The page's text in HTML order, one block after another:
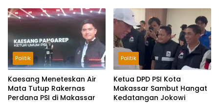
Politik
Kaesang Meneteskan Air
Mata Tutup Rakernas
Perdana PSI di Makassar
Politik
Ketua DPD PSI Kota
Makassar Sambut Hangat
Kedatangan Jokowi